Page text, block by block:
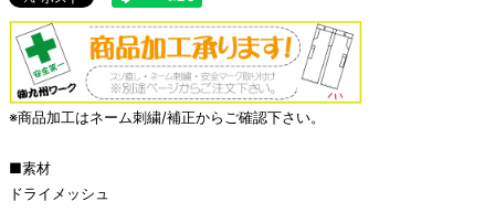
※商品加工はネーム刺繍/補正からご確認下さい。
■素材
ドライメッシュ